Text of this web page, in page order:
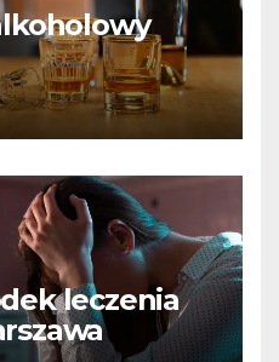
leczenia